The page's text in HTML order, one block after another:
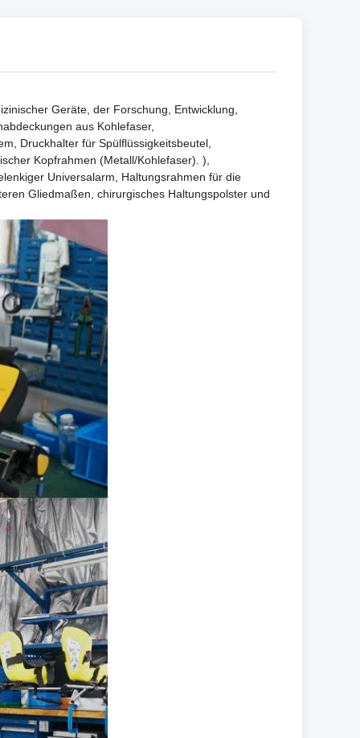
Geräte, der Forschung, Entwicklung,
aus Kohlefaser,
Druckhalter für Spülflüssigkeitsbeutel,
Kopfrahmen (Metall/Kohlefaser). ),
Universalarm, Haltungsrahmen für die
Gliedmaßen, chirurgisches Haltungspolster und